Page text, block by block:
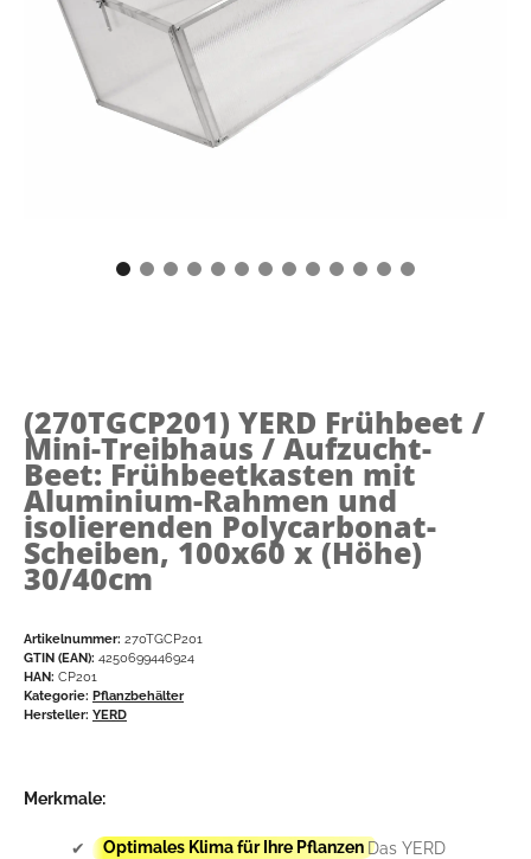
(270TGCP201) YERD Frühbeet /
Mini-Treibhaus / Aufzucht-
Beet: Frühbeetkasten mit
Aluminium-Rahmen und
isolierenden Polycarbonat-
Scheiben, 100x60 x (Höhe)
30/40cm
Artikelnummer: 270TGCP201
GTIN (EAN): 4250699446924
HAN: CP201
Kategorie: Pflanzbehälter
Hersteller: YERD
Merkmale:
✔ Optimales Klima für Ihre Pflanzen Das YERD